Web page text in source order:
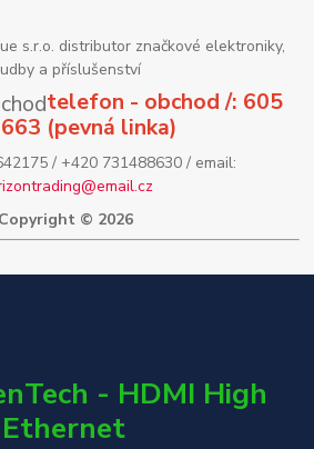
s.r.o. distributor značkové elektroniky,
a příslušenství
telefon - obchod /: 605
(pevná linka)
/ +420 731488630 / email:
Copyright © 2026
- HDMI High